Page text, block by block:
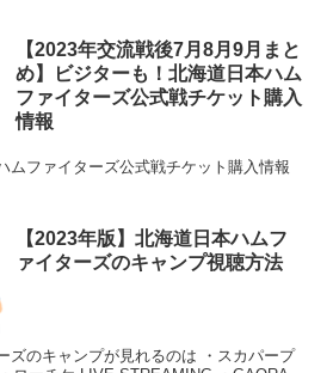
【2023年交流戦後7月8月9月まと
め】ビジターも！北海道日本ハム
ファイターズ公式戦チケット購入
情報
ムファイターズ公式戦チケット購入情報
【2023年版】北海道日本ハムフ
ァイターズのキャンプ視聴方法
ズのキャンプが見れるのは ・スカパープ